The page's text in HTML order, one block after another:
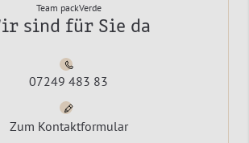
Team packVerde
sind für Sie da
07249 483 83
Zum Kontaktformular